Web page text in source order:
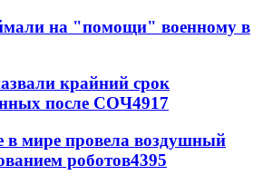
на "помощи" военному в
крайний срок
после СОЧ4917
в мире провела воздушный
роботов4395